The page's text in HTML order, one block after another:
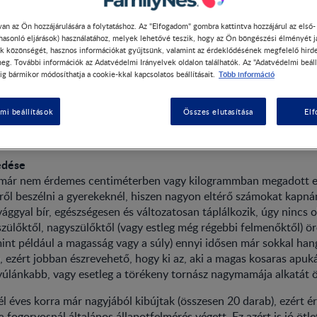
fejlődése 2 és fél éves
amit tudnod kell
nem érdemes centiméterben vagy kilogrammban megadott
beszélni a gyerekeknél, hiszen nagyon eltérő számokat
bír, egészségesen és változatosan táplálkozik, úgy nincs
nagyszülőktől (vagy estleg még régebbi felmenőktől)
például a magasság vagy a súly) ennyi idősen már sokkal
ezért jobban észrevehető, hogy ki az, aki a magas kosaras
vagy esetleg a törékeny tornász nagymamája alkatát
éves korra már nagyjából kibújtak (összesen 20 darab), ezért
az Ön hozzájárulására a folytatáshoz. Az "Elfogadom" gombra kattintva hozzájárul az
eljárások) használatához, melyek lehetővé teszik, hogy az Ön böngészési élményét
közönségét, hasznos információkat gyűjtsünk, valamint az érdeklődésének megfelelő
További információk az Adatvédelmi Irányelvek oldalon találhatók. Az "Adatvédelmi
bármikor módosíthatja a cookie-kkal kapcsolatos beállításait. Több információ
beállítások Összes elutasítása